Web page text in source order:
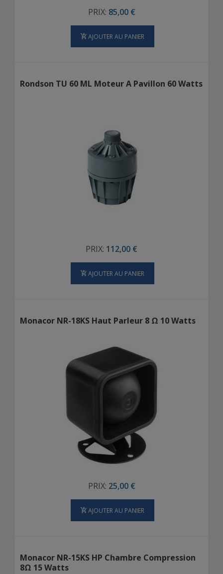
PRIX: 85,00 €
AJOUTER AU PANIER
Rondson TU 60 ML Moteur A Pavillon 60 Watts
PRIX: 112,00 €
AJOUTER AU PANIER
Monacor NR-18KS Haut Parleur 8 Ω 10 Watts
PRIX: 25,00 €
AJOUTER AU PANIER
Monacor NR-15KS HP Chambre Compression
8Ω 15 Watts